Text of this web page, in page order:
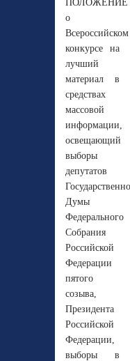
ПОЛОЖЕНИЕ
о
Всероссийском
конкурсе на
лучший
материал в
средствах
массовой
информации,
освещающий
выборы
депутатов
Думы
Федерального
Собрания
Российской
Федерации
пятого
созыва,
Президента
Российской
Федерации,
выборы в